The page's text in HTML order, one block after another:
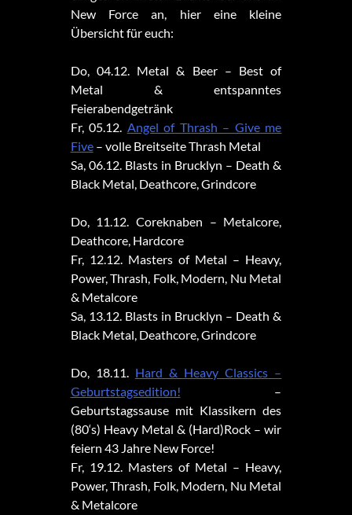
New Force an, hier eine kleine
Übersicht für euch:
Do, 04.12. Metal & Beer – Best of
Metal & entspanntes
Feierabendgetränk
Fr, 05.12. Angel of Thrash – Give me
Five– volle Breitseite Thrash Metal
Sa, 06.12. Blasts in Brucklyn – Death &
Black Metal, Deathcore, Grindcore
Do, 11.12. Coreknaben – Metalcore,
Deathcore, Hardcore
Fr, 12.12. Masters of Metal – Heavy,
Power, Thrash, Folk, Modern, Nu Metal
& Metalcore
Sa, 13.12. Blasts in Brucklyn – Death &
Black Metal, Deathcore, Grindcore
Do, 18.11. Hard & Heavy Classics –
Geburtstagsedition! –
Geburtstagssause mit Klassikern des
(80‘s) Heavy Metal & (Hard)Rock – wir
feiern 43 Jahre New Force!
Fr, 19.12. Masters of Metal – Heavy,
Power, Thrash, Folk, Modern, Nu Metal
& Metalcore